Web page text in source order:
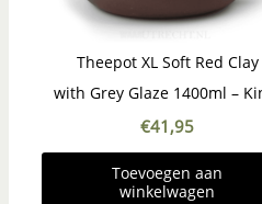
Theepot XL Soft Red Clay
with Grey Glaze 1400ml –
€41,95
Toevoegen aan
winkelwagen